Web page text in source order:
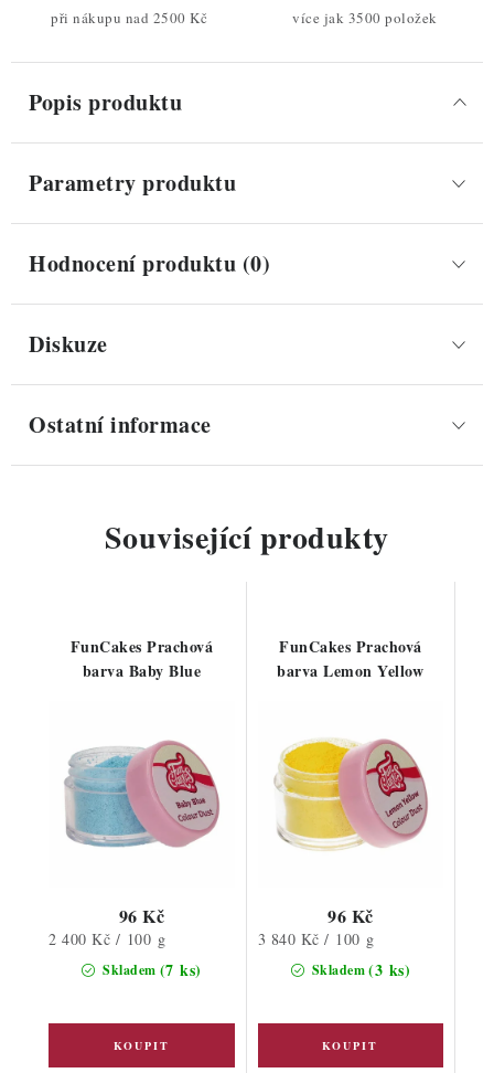
při nákupu nad 2500 Kč více jak 3500 položek
Popis produktu
Parametry produktu
Hodnocení produktu (0)
Diskuze
Ostatní informace
Související produkty
FunCakes Prachová
barva Baby Blue
Skladem (7 ks)
96 Kč
Měrná
2 400 Kč / 100 g
FunCakes Prachová
barva Lemon Yellow
Skladem(3 ks)
96 Kč
Měrná
3 840 Kč / 100 g